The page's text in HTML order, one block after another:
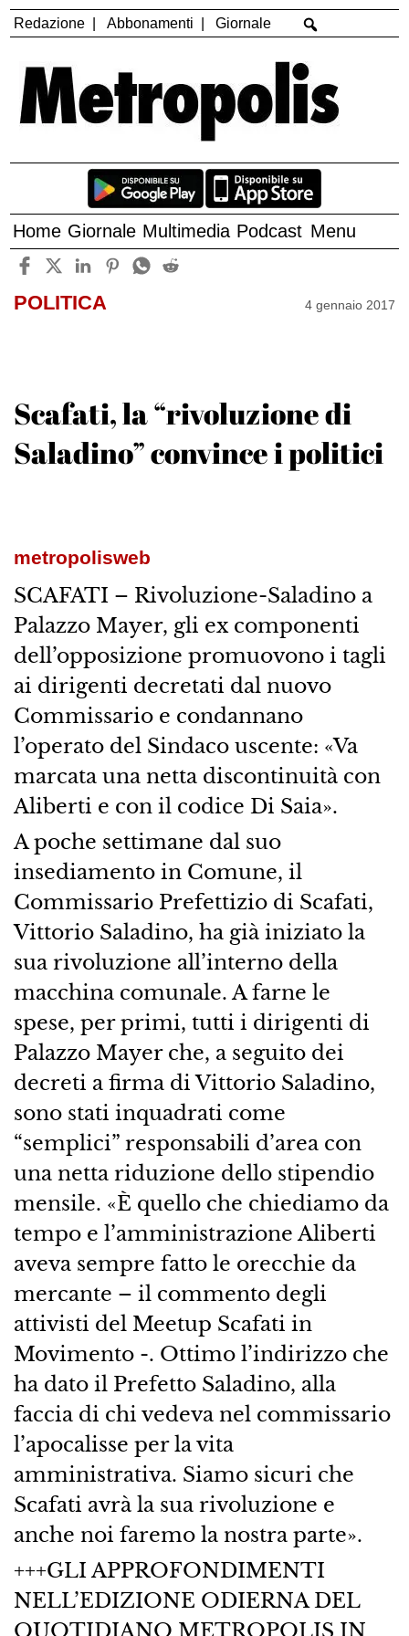
Redazione Abbonamenti Giornale
Home Giornale Multimedia Podcast Menu
POLITICA 4 gennaio 2017
Scafati, la “rivoluzione di
Saladino” convince i politici
metropolisweb
SCAFATI – Rivoluzione-Saladino a
Palazzo Mayer, gli ex componenti
dell’opposizione promuovono i tagli
ai dirigenti decretati dal nuovo
Commissario e condannano
l’operato del Sindaco uscente: «Va
marcata una netta discontinuità con
Aliberti e con il codice Di Saia».
A poche settimane dal suo
insediamento in Comune, il
Commissario Prefettizio di Scafati,
Vittorio Saladino, ha già iniziato la
sua rivoluzione all’interno della
macchina comunale. A farne le
spese, per primi, tutti i dirigenti di
Palazzo Mayer che, a seguito dei
decreti a firma di Vittorio Saladino,
sono stati inquadrati come
“semplici” responsabili d’area con
una netta riduzione dello stipendio
mensile. «È quello che chiediamo da
tempo e l’amministrazione Aliberti
aveva sempre fatto le orecchie da
mercante – il commento degli
attivisti del Meetup Scafati in
Movimento -. Ottimo l’indirizzo che
ha dato il Prefetto Saladino, alla
faccia di chi vedeva nel commissario
l’apocalisse per la vita
amministrativa. Siamo sicuri che
Scafati avrà la sua rivoluzione e
anche noi faremo la nostra parte».
+++GLI APPROFONDIMENTI
NELL’EDIZIONE ODIERNA DEL
QUOTIDIANO METROPOLIS IN